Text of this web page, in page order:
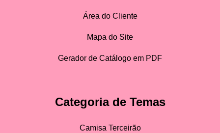
Área do Cliente
Mapa do Site
Gerador de Catálogo em PDF
Categoria de Temas
Camisa Terceirão